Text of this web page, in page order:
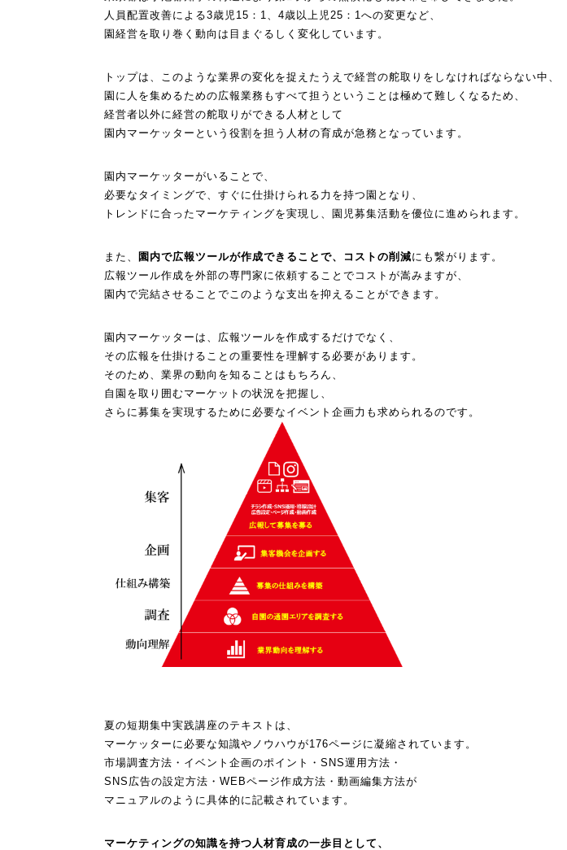
人員配置改善による3歳児15：1、4歳以上児25： 1への変更など、
園経営を取り巻く動向は目まぐるしく変化しています。
トップは、 このような業界の変化を捉えたうえで経営の舵取りをしなければな らない中、
園に人を集めるための広報業務もすべて担うということは極めて難 しくなるため、
経営者以外に経営の舵取りができる人材として
園内マーケッターという役割を担う人材の育成が急務となっていま す。
園内マーケッターがいることで、
必要なタイミングで、すぐに仕掛けられる力を持つ園となり、
トレンドに合ったマーケティングを実現し、 園児募集活動を優位に進められます。
また、 園内で広報ツールが作成できることで、コストの削減にも繋がります。
広報ツール作成を外部の専門家に依頼することでコストが嵩みますが、
園内で完結させることでこのような支出を抑えることができます。
園内マーケッターは、広報ツールを作成するだけでなく、
その広報を仕掛けることの重要性を理解する必要があります。
そのため、業界の動向を知ることはもちろん、
自園を取り囲むマーケットの状況を把握し、
さらに募集を実現するために必要なイベント企画力も求められるのです。
夏の短期集中実践講座のテキストは、
マーケッターに必要な知識やノウハウが176ページに凝縮されて います。
市場調査方法・イベント企画のポイント・SNS運用方法・
SNS広告の設定方法・WEBページ作成方法・動画編集方法が
マニュアルのように具体的に記載されています。
マーケティングの知識を持つ人材育成の一歩目として、